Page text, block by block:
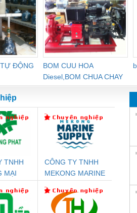
ĐỘNG
BOM CUU HOA
Diesel,BOM CHUA CHAY
1X2/B
Bộ Lặp Tín Hiệu
PROFIBUS Phoenix
Contact PSI-REP-
PROFIBUS/12MB -
2708863
Rơ Le
24DC/
TNHH
MẠI
CƠ
PHÁT
CÔNG TY TNHH
MEKONG MARINE